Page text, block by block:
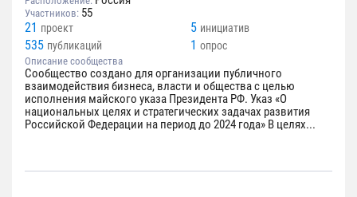
Участников: 55
21 проект 5 инициатив
535 публикаций 1 опрос
Описание сообщества
Сообщество создано для организации публичного
взаимодействия бизнеса, власти и общества с целью
исполнения майского указа Президента РФ. Указ «О
национальных целях и стратегических задачах развития
Российской Федерации на период до 2024 года» В целях...